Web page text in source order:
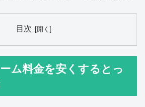
目次
ム料金を安くするとっ